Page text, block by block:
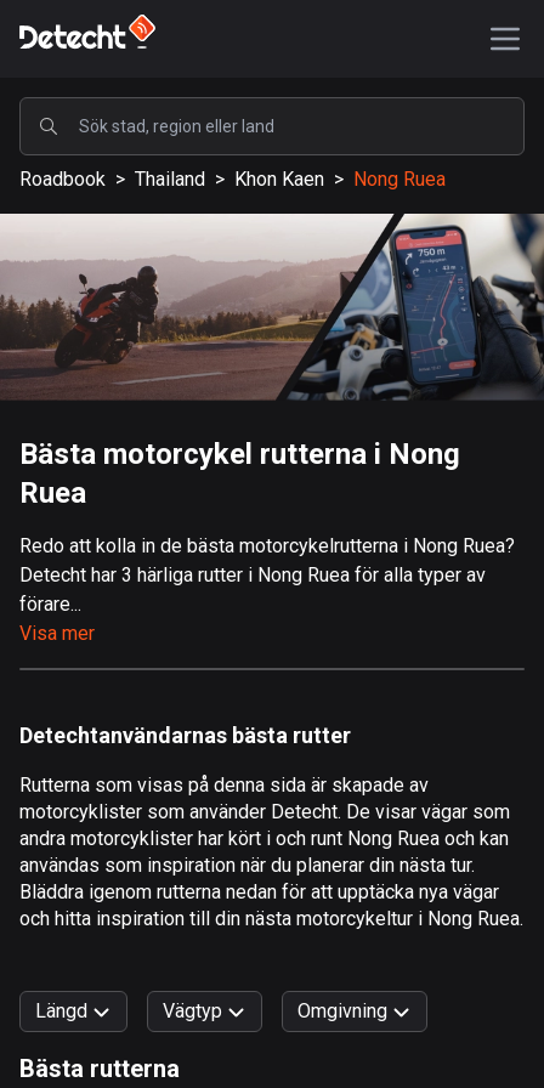
POPULÄRA
USA
590129 rutter
Sverige
204683 rutter
Storbritannien
115728 rutter
Åland
Algeriet
Amerikanska Jungfruöarna
1 rutt
Andorra
62 rutter
Angola
1 rutt
Antigua och Barbuda
Roadbook > Thailand > Khon Kaen > Nong Ruea
Bästa motorcykel rutterna i Nong
Ruea
Redo att kolla in de bästa motorcykelrutterna i Nong Ruea?
Detecht har 3 härliga rutter i Nong Ruea för alla typer av
förare...
Visa mer
Detechtanvändarnas bästa rutter
Rutterna som visas på denna sida är skapade av
motorcyklister som använder Detecht. De visar vägar som
andra motorcyklister har kört i och runt Nong Ruea och kan
användas som inspiration när du planerar din nästa tur.
Bläddra igenom rutterna nedan för att upptäcka nya vägar
och hitta inspiration till din nästa motorcykeltur i Nong Ruea.
Längd Vägtyp Omgivning
Bästa rutterna